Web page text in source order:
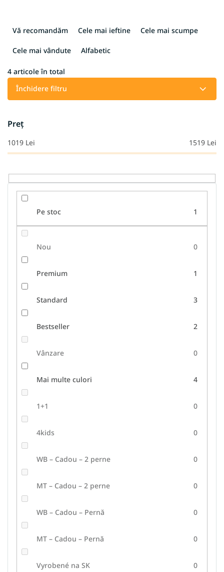
e
e
t
p
r
o
u
s
Vă recomandăm Cele mai ieftine Cele mai scumpe
Cele mai vândute Alfabetic
4 articole în total
Închidere filtru
Preţ
1019 Lei 1519 Lei
Pe stoc 1
Nou 0
Premium 1
Standard 3
Bestseller 2
Vânzare 0
Mai multe culori 4
1+1 0
4kids 0
WB – Cadou – 2 perne 0
MT – Cadou – 2 perne 0
WB – Cadou – Pernă 0
MT – Cadou – Pernă 0
Vyrobené na SK 0